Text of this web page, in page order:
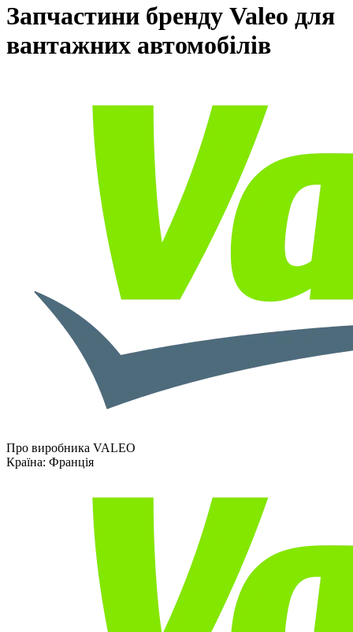
Запчастини бренду Valeo для
вантажних автомобілів
Про виробника VALEO
Країна: Франція